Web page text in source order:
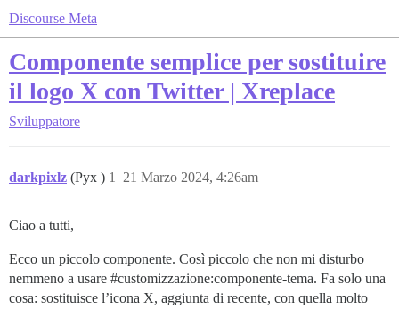
Discourse Meta
Componente semplice per sostituire
il logo X con Twitter | Xreplace
Sviluppatore
darkpixlz (Pyx ) 21 Marzo 2024, 4:26am
1
Ciao a tutti,
Ecco un piccolo componente. Così piccolo che non mi disturbo
nemmeno a usare #customizzazione:componente-tema. Fa solo una
cosa: sostituisce l’icona X, aggiunta di recente, con quella molto